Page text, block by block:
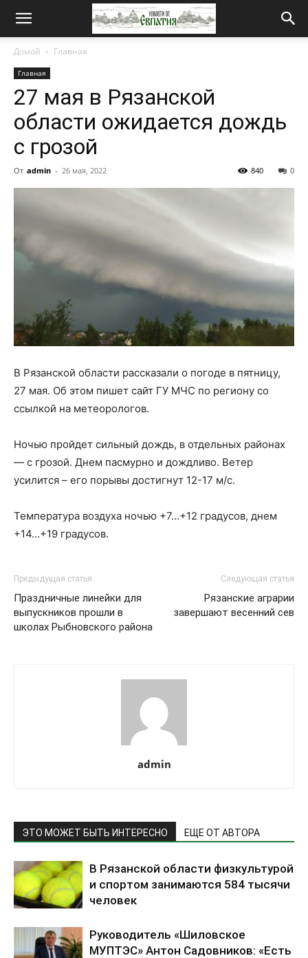
Новости
Домой Главная
Главная
27 мая в Рязанской
области ожидается дождь
с грозой
От admin - 26 мая, 2022 0
840
В Рязанской области рассказали о погоде в пятницу,
27 мая. Об этом пишет сайт ГУ МЧС по региону со
ссылкой на метеорологов.
Ночью пройдет сильный дождь, в отдельных районах
— с грозой. Днем пасмурно и дождливо. Ветер
усилится – его порывы достигнут 12-17 м/c.
Температура воздуха ночью +7…+12 градусов, днем
+14…+19 градусов.
Предыдущая статья
Праздничные линейки для
выпускников прошли в
школах Рыбновского района
Следующая статья
Рязанские аграрии
завершают весенний сев
admin
ЭТО МОЖЕТ БЫТЬ ИНТЕРЕСНО ЕЩЕ ОТ АВТОРА
В Рязанской области физкультурой
и спортом занимаются 584 тысячи
человек
Руководитель «Шиловское
МУПТЭС» Антон Садовников: «Есть